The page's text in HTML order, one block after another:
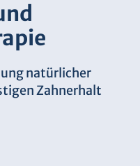
natürlicher
Zahnerhalt